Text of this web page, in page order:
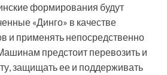
формирования будут
«Динго» в качестве
и применять непосредственно
предстоит перевозить и
защищать ее и поддерживать